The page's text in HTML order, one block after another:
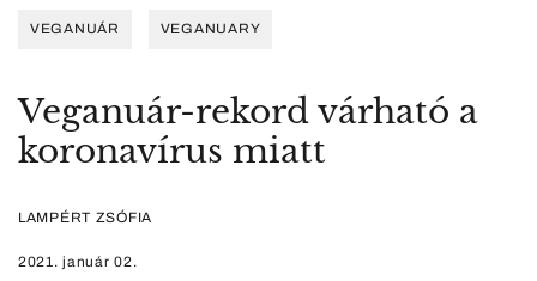
VEGANUÁR VEGANUARY
Veganuár-rekord várható a
koronavírus miatt
LAMPÉRT ZSÓFIA
2021. január 02.